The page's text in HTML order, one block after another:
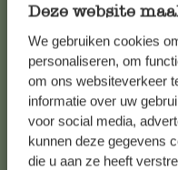
Deze website
We gebruiken cookies
personaliseren, om
om ons websiteverkeer
informatie over uw
voor social media,
kunnen deze gegevens
die u aan ze heeft
Falls Sie Fragen haben
Sie sich bitte an unseren
die Antworten auf häufig